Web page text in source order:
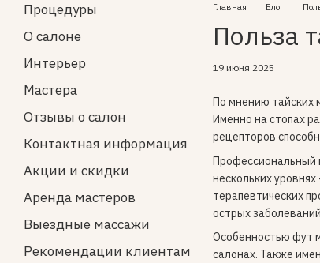
Главная Блог
Польза
19 июня 2025
По мнению тайских
Именно на стопах
рецепторов
Профессиональный
нескольких
терапевтических
острых
Особенностью фут
салонах. Также
Процедуры
О салоне
Интерьер
Мастера
Отзывы о салон
Контактная информация
Акции и скидки
Аренда мастеров
Выездные массажи
Рекомендации клиентам